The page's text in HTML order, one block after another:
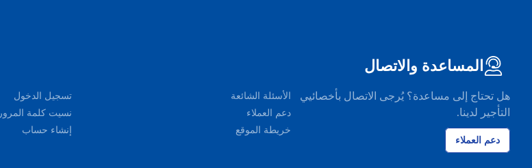
المساعدة والاتصال
هل تحتاج إلى مساعدة؟ يُرجى الاتصال بأخصائيي
التأجير لدينا.
دعم العملاء
الأسئلة الشائعة
دعم العملاء
خريطة الموقع
تسجيل الدخول
نسيت كلمة المرور
إنشاء حساب